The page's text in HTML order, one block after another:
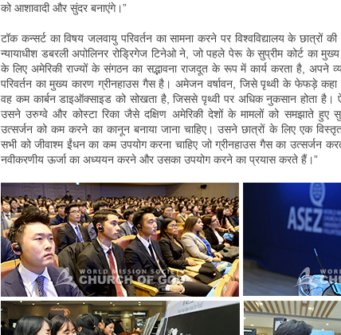
को आशावादी और सुंदर बनाएंगे।”
टॉक कन्सर्ट का विषय जलवायु परिवर्तन का सामना करने पर विश्वविद्यालय के छात्रों
न्यायाधीश डबरली अपोलिनर रोड्रिगेज टिनेओ ने, जो पहले पेरू के सुप्रीम कोर्ट का मुख्य
के लिए अमेरिकी राज्यों के संगठन का सद्भावना राजदूत के रूप में कार्य करता है, अपने
परिवर्तन का मुख्य कारण ग्रीनहाउस गैस है। अमेजन वर्षावन, जिसे पृथ्वी के फेफड़े
वह कम कार्बन डाइऑक्साइड को सोखता है, जिससे पृथ्वी पर अधिक नुकसान होता
उसने उरुग्वे और कोस्टा रिका जैसे दक्षिण अमेरिकी देशों के मामलों को समझाते हुए
उत्सर्जन को कम करने का कानून बनाया जाना चाहिए। उसने छात्रों के लिए एक
सभी को जीवाश्म ईंधन का कम उपयोग करना चाहिए जो ग्रीनहाउस गैस का उत्सर्जन
नवीकरणीय ऊर्जा का अध्ययन करने और उसका उपयोग करने का प्रयास करते हैं।”